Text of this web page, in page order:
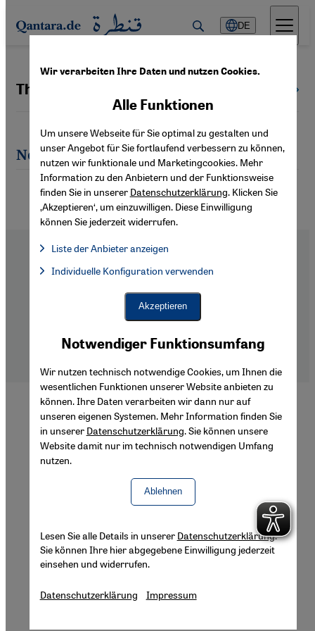
Direkt zum Inhalt springen
DE
Thomas Ruttig
Neueste Artikel von Thomas Ruttig
FooterÜber Uns
Impressum
Datenschutzerklärung
Barrierefreiheitserklärung
Wir verarbeiten Ihre Daten und nutzen Cookies.
Notwendiger Funktionsumfang
Wir nutzen technisch notwendige Cookies, um Ihnen die
wesentlichen Funktionen unserer Website anbieten zu
können. Ihre Daten verarbeiten wir dann nur auf
unseren eigenen Systemen. Mehr Information finden Sie
in unserer Datenschutzerklärung. Sie können unsere
Website damit nur im technisch notwendigen Umfang
nutzen.
Ablehnen
Alle Funktionen
Um unsere Webseite für Sie optimal zu gestalten und
unser Angebot für Sie fortlaufend verbessern zu können,
nutzen wir funktionale und Marketingcookies. Mehr
Information zu den Anbietern und der Funktionsweise
finden Sie in unserer Datenschutzerklärung. Klicken Sie
‚Akzeptieren‘, um einzuwilligen. Diese Einwilligung
können Sie jederzeit widerrufen.
Liste der Anbieter anzeigen
Facebook Embed / Facebook Connect, Google Maps Embed,
Facebook Embed / Facebook Connect
Google Maps Embed
Individuelle Konfiguration verwenden
Akzeptieren
Lesen Sie alle Details in unserer Datenschutzerklärung.
Sie können Ihre hier abgegebene Einwilligung jederzeit
einsehen und widerrufen.
Datenschutzerklärung Impressum